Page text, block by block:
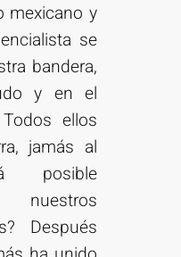
mexicano y
se
bandera,
y en el
ellos
jamás al
posible
Después